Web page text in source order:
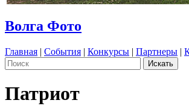
Волга Фото
Главная | События | Конкурсы | Партнеры |
Патриот